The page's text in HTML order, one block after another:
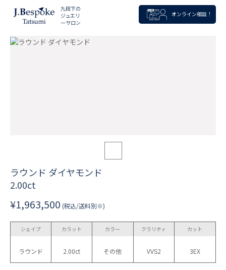
九段下の
ジュエリ
ーサロン
オンライン相談！
ラウンド ダイヤモンド
2.00ct
¥1,963,500 (税込/送料別※)
シェイプ
ラウンド
カラット
2.00ct
カラー
その他
クラリティ
VVS2
カット
3EX